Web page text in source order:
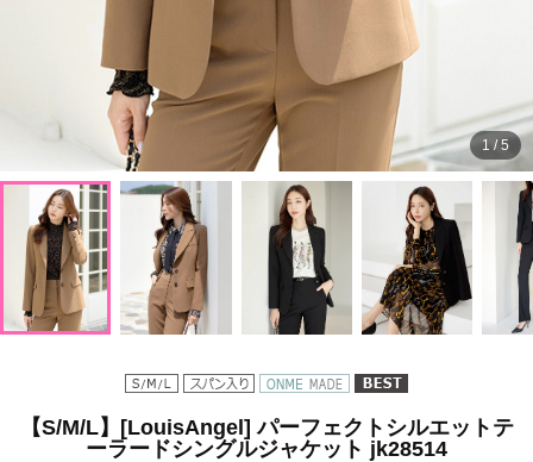
1 /5
【S/M/L】[LouisAngel] パーフェクトシルエットテ
ーラードシングルジャケット jk28514